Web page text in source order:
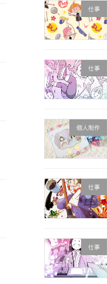
仕事
仕事
個人制作
仕事
仕事